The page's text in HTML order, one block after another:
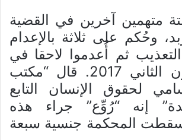
متهمين آخرين في القضية
وحُكم على ثلاثة بالإعدام
ثم أُعدموا لاحقا في
13 يناير/كانون الثاني 2017. قال “مكتب
لحقوق الإنسان التابع
إنه “رُوِّع” جراء هذه
المحكمة جنسية سبعة